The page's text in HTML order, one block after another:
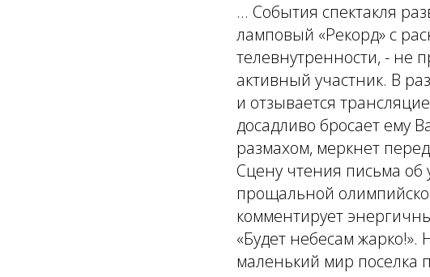
... События спектакля
ламповый «Рекорд» с
телевнутренности, - не
активный участник. В
и отзывается
досадливо бросает ему
размахом, меркнет
Сцену чтения письма об
прощальной
комментирует
«Будет небесам жарко!».
маленький мир поселка